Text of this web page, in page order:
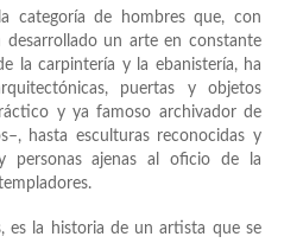
categoría de hombres que, con
un arte en constante
la carpintería y la ebanistería, ha
puertas y objetos
y ya famoso archivador de
hasta esculturas reconocidas y
personas ajenas al oficio de la
es la historia de un artista que se